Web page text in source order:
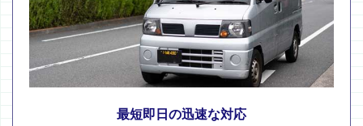
最短即日の迅速な対応